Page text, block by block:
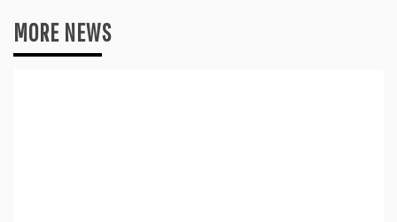
MORE NEWS